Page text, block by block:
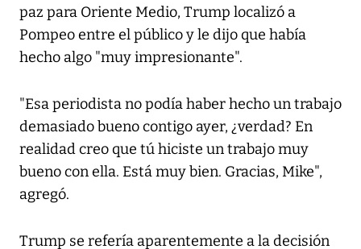
paz para Oriente Medio, Trump localizó a
Pompeo entre el público y le dijo que había
hecho algo "muy impresionante".
"Esa periodista no podía haber hecho un trabajo
demasiado bueno contigo ayer, ¿verdad? En
realidad creo que tú hiciste un trabajo muy
bueno con ella. Está muy bien. Gracias, Mike",
agregó.
Trump se refería aparentemente a la decisión